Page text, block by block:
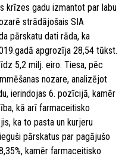
krīzes gadu izmantot par labu
strādājošais SIA
pārskatu dati rāda, ka
apgrozīja 28,54 tūkst.
5,2 milj. eiro. Tiesa, pēc
nozare, analizējot
ierindojas 6. pozīcijā, kamēr
kā arī farmaceitisko
ka to pasta un kurjeru
pārskatus par pagājušo
kamēr farmaceitisko